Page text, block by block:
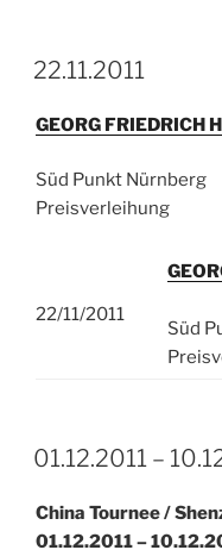
22.11.2011
GEORG FRIEDRICH
Süd Punkt Nürnberg
Preisverleihung
22/11/2011
Süd
01.12.2011 –
China Tournee /
01.12.2011 –